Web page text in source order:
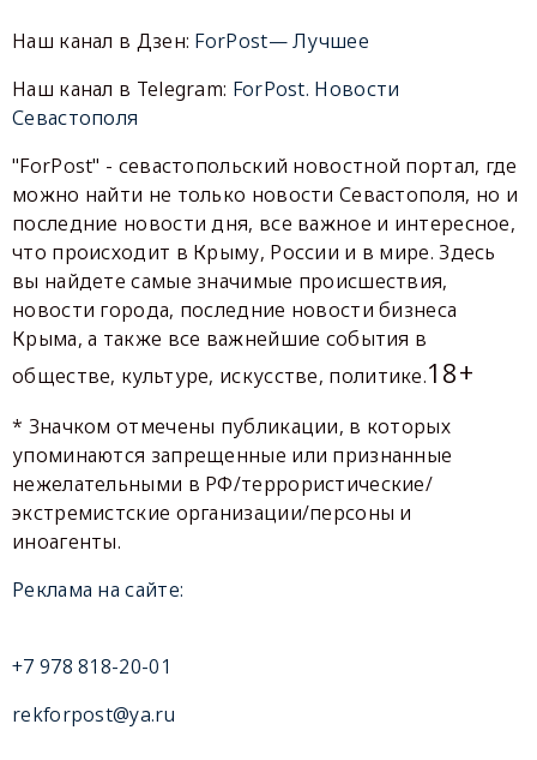
Наш канал в Дзен: ForPost— Лучшее
Наш канал в Telegram: ForPost. Новости
Севастополя
"ForPost" - севастопольский новостной портал, где
можно найти не только новости Севастополя, но и
последние новости дня, все важное и интересное,
что происходит в Крыму, России и в мире. Здесь
вы найдете самые значимые происшествия,
новости города, последние новости бизнеса
Крыма, а также все важнейшие события в
обществе, культуре, искусстве, политике.18+
* Значком отмечены публикации, в которых
упоминаются запрещенные или признанные
нежелательными в РФ/террористические/
экстремистские организации/персоны и
иноагенты.
Реклама на сайте:
+7 978 818-20-01
rekforpost@ya.ru